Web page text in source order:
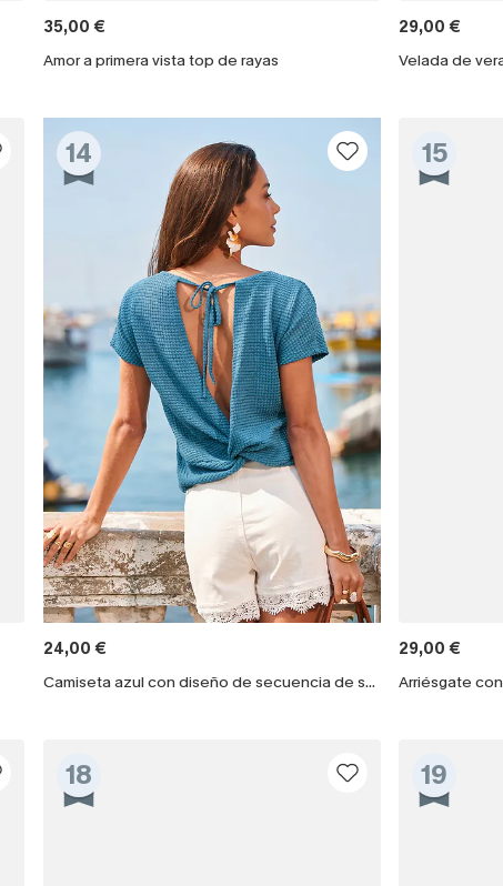
35,00 €
Amor a primera vista top de rayas
29,00 €
Velada de
14
24,00 €
Camiseta azul con diseño de secuencia de sueños
15
29,00 €
Arriésgate
18 19